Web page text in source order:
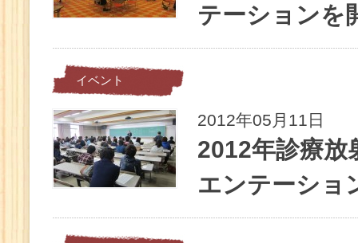
テーションを
イベント
2012年05月11日
2012年診療放
エンテーショ